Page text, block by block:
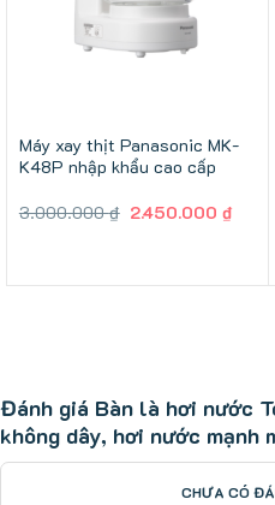
Máy xay thịt Panasonic MK-
K48P nhập khẩu cao cấp
3.000.000₫ Giá
2.450.000₫
Đánh giá Bàn là hơi nước
không dây, hơi nước mạnh
CHƯA CÓ